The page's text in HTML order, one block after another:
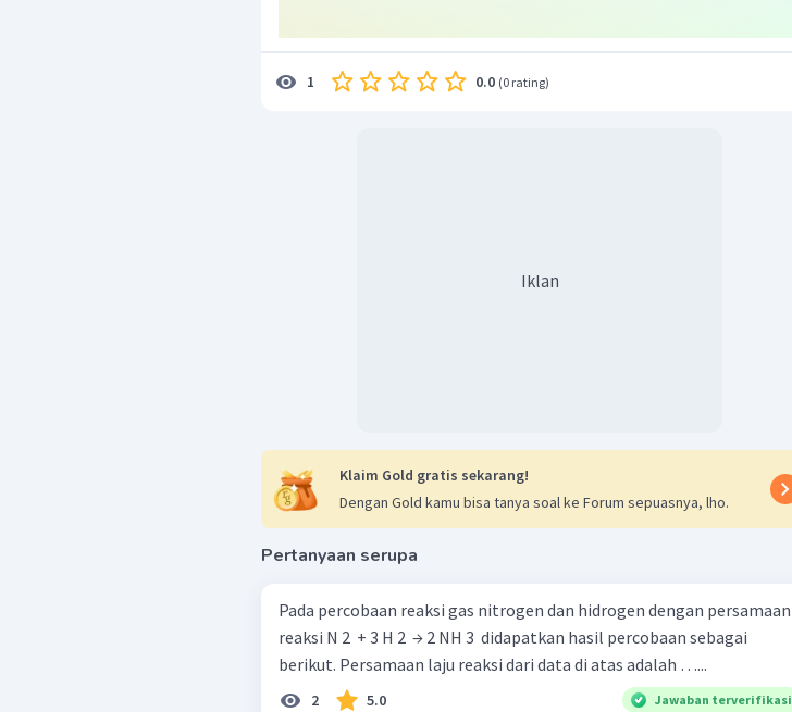
1 0.0 (0 rating)
Iklan
Klaim Gold gratis sekarang!
Dengan Gold kamu bisa tanya soal ke Forum sepuasnya, lho.
Pertanyaan serupa
Pada percobaan reaksi gas nitrogen dan hidrogen dengan persamaan
reaksi N 2 ​ + 3 H 2 ​ → 2 NH 3 ​ didapatkan hasil percobaan sebagai
berikut. Persamaan laju reaksi dari data di atas adalah …...
2 5.0 Jawaban terverifikasi